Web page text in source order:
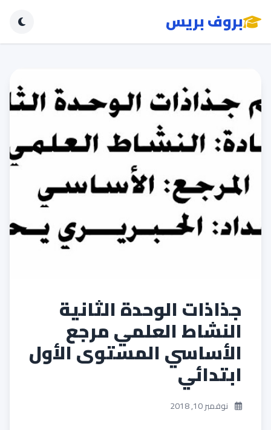
بروف بريس
جذاذات الوحدة الثانية
النشاط العلمي مرجع
الأساسي المستوى الأول
ابتدائي
نوفمبر 10, 2018